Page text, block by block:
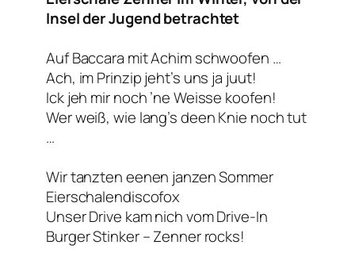
Insel der Jugend betrachtet
Auf Baccara mit Achim schwoofen …
Ach, im Prinzip jeht’s uns ja juut!
Ick jeh mir noch ’ne Weisse koofen!
Wer weiß, wie lang’s deen Knie noch tut
…
Wir tanzten eenen janzen Sommer
Eierschalendiscofox
Unser Drive kam nich vom Drive-In
Burger Stinker – Zenner rocks!